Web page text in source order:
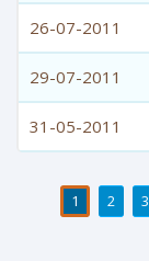
26-07-2011
29-07-2011
31-05-2011
1 2 3